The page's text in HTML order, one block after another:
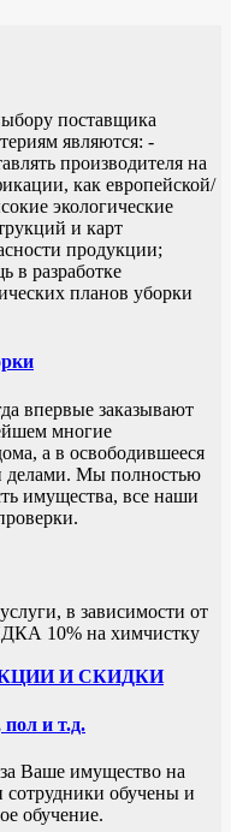
поставщика
являются: -
производителя на
как европейской/
экологические
и карт
продукции;
в разработке
планов уборки
впервые заказывают
многие
а в освободившееся
делами. Мы полностью
имущества, все наши
в зависимости от
10% на химчистку
И СКИДКИ
и т.д.
Ваше имущество на
обучены и
обучение.